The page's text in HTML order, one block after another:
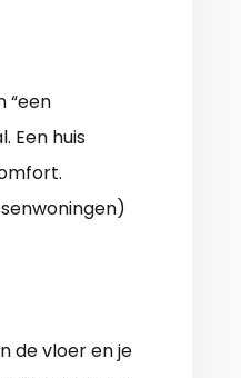
“een
Een huis
de vloer en je